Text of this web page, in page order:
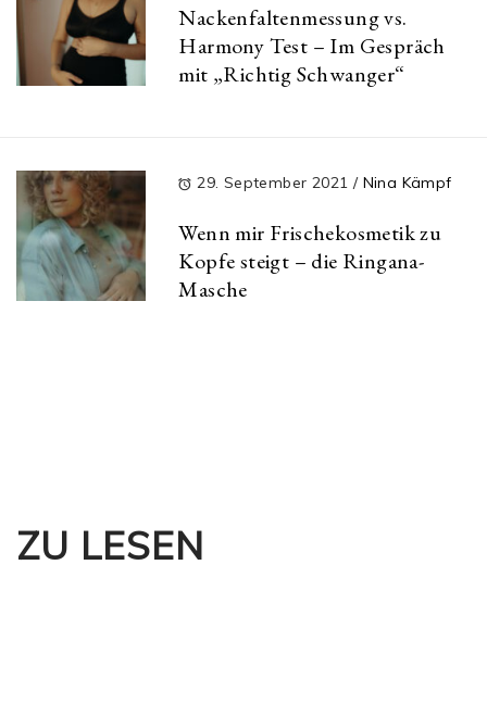
Nackenfaltenmessung vs.
Harmony Test – Im Gespräch
mit „Richtig Schwanger“
29. September 2021 / Nina Kämpf
Wenn mir Frischekosmetik zu
Kopfe steigt – die Ringana-
Masche
ZU LESEN